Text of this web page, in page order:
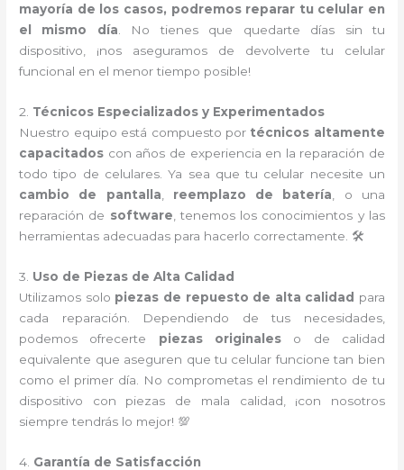
mayoría de los casos, podremos reparar tu celular en
el mismo día . No tienes que quedarte días sin tu
dispositivo, ¡nos aseguramos de devolverte tu celular
funcional en el menor tiempo posible!
2. Técnicos Especializados y Experimentados
Nuestro equipo está compuesto por técnicos altamente
capacitados con años de experiencia en la reparación de
todo tipo de celulares. Ya sea que tu celular necesite un
cambio de pantalla
reemplazo de batería , o una
reparación de software , tenemos los conocimientos y las
herramientas adecuadas para hacerlo correctamente. 🛠️
3. Uso de Piezas de Alta Calidad
Utilizamos solo piezas de repuesto de alta calidad para
cada reparación. Dependiendo de tus necesidades,
podemos ofrecerte piezas originales o de calidad
equivalente que aseguren que tu celular funcione tan bien
como el primer día. No comprometas el rendimiento de tu
dispositivo con piezas de mala calidad, ¡con nosotros
siempre tendrás lo mejor! 💯
4. Garantía de Satisfacción